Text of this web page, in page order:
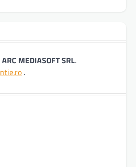
ARC MEDIASOFT SRL.
.